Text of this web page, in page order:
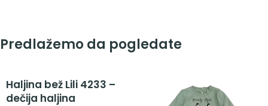
Predlažemo da pogledate
Haljina bež Lili 4233 –
dečija haljina